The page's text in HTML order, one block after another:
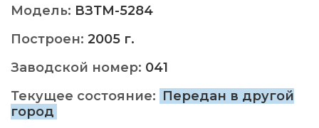
Модель: ВЗТМ-5284
Построен: 2005 г.
Заводской номер: 041
Текущее состояние: Передан в другой
город